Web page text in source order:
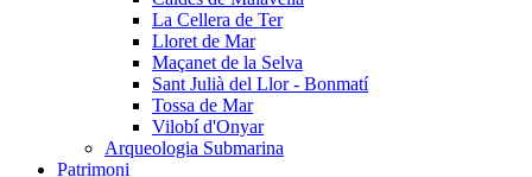
La Cellera de Ter
Lloret de Mar
Maçanet de la Selva
Sant Julià del Llor - Bonmatí
Tossa de Mar
Vilobí d'Onyar
Arqueologia Submarina
Patrimoni